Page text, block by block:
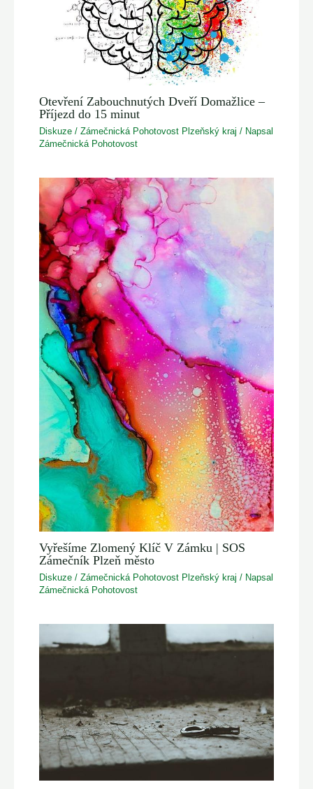
Otevření Zabouchnutých Dveří Domažlice –
Příjezd do 15 minut
Diskuze /Zámečnická Pohotovost Plzeňský kraj / Napsal
Zámečnická Pohotovost
Vyřešíme Zlomený Klíč V Zámku | SOS
Zámečník Plzeň město
Diskuze /Zámečnická Pohotovost Plzeňský kraj / Napsal
Zámečnická Pohotovost